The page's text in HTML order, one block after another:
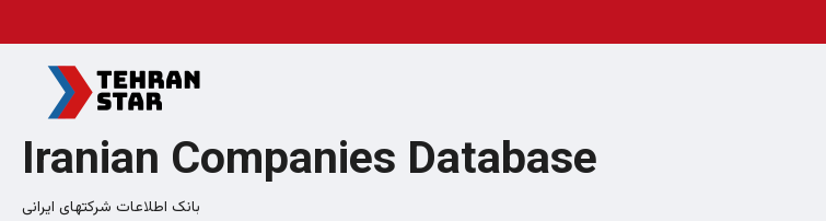
Iranian Companies Database
بانک اطلاعات شرکتهای ایرانی